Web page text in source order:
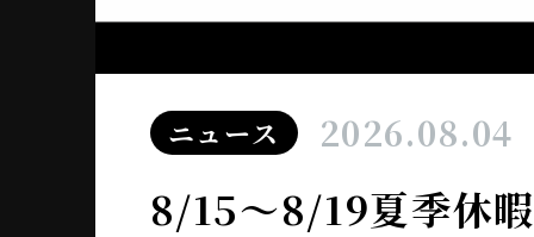
ニュース 2026.08.04
8/15～8/19夏季休